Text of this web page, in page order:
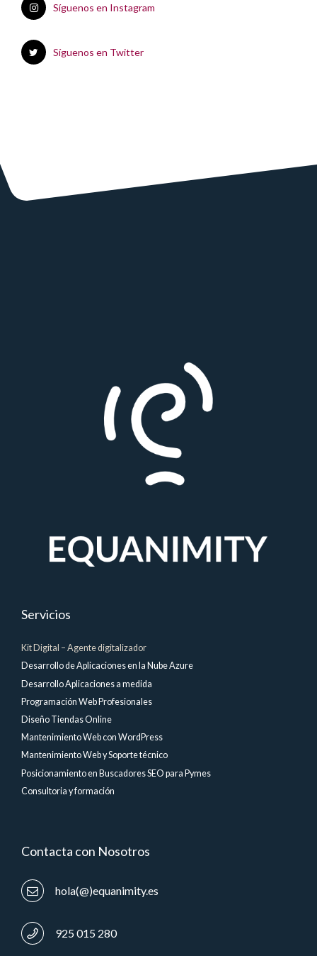
Síguenos en Instagram
Síguenos en Twitter
Servicios
Kit Digital – Agente digitalizador
Desarrollo de Aplicaciones en la Nube Azure
Desarrollo Aplicaciones a medida
Programación Web Profesionales
Diseño Tiendas Online
Mantenimiento Web con WordPress
Mantenimiento Web y Soporte técnico
Posicionamiento en Buscadores SEO para Pymes
Consultoria y formación
Contacta con Nosotros
hola(@)equanimity.es
925 015 280